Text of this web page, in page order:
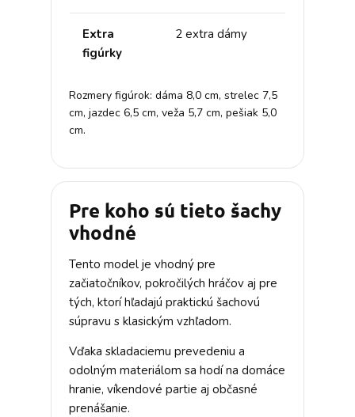
Extra
figúrky
2 extra dámy
Rozmery figúrok: dáma 8,0 cm, strelec 7,5
cm, jazdec 6,5 cm, veža 5,7 cm, pešiak 5,0
cm.
Pre koho sú tieto šachy
vhodné
Tento model je vhodný pre
začiatočníkov, pokročilých hráčov aj pre
tých, ktorí hľadajú praktickú šachovú
súpravu s klasickým vzhľadom.
Vďaka skladaciemu prevedeniu a
odolným materiálom sa hodí na domáce
hranie, víkendové partie aj občasné
prenášanie.